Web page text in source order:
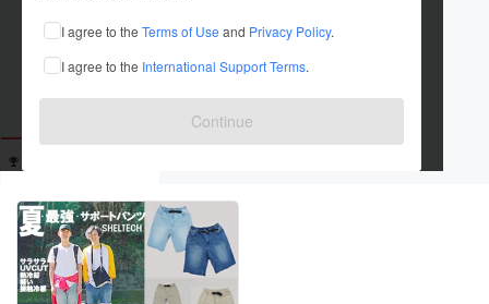
I agree to the Terms of Use and Privacy Policy.
I agree to the International Support Terms.
Continue
出身国：未設定